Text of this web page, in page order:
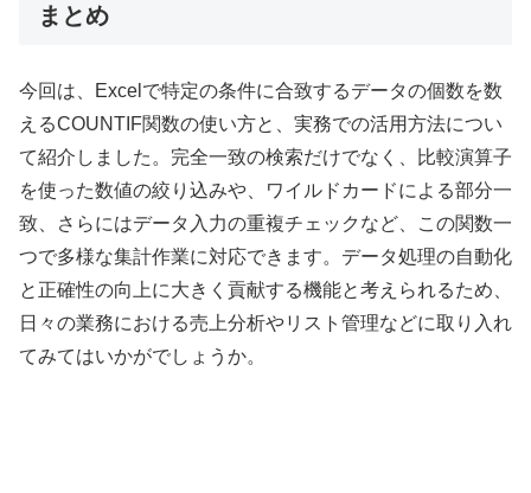
まとめ
今回は、Excelで特定の条件に合致するデータの個数を数
えるCOUNTIF関数の使い方と、実務での活用方法につい
て紹介しました。完全一致の検索だけでなく、比較演算子
を使った数値の絞り込みや、ワイルドカードによる部分一
致、さらにはデータ入力の重複チェックなど、この関数一
つで多様な集計作業に対応できます。データ処理の自動化
と正確性の向上に大きく貢献する機能と考えられるため、
日々の業務における売上分析やリスト管理などに取り入れ
てみてはいかがでしょうか。